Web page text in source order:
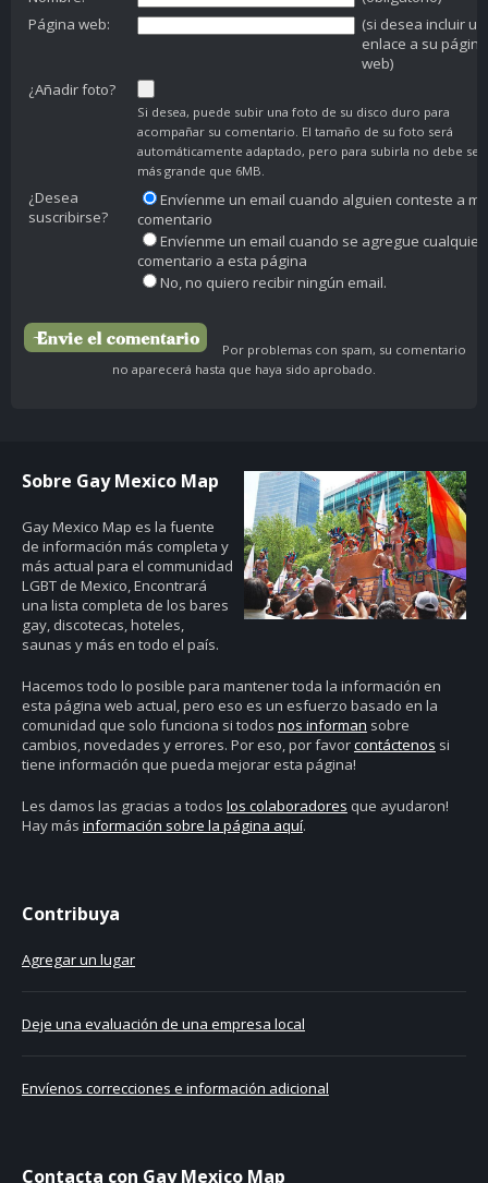
Página web:
(si desea incluir un
enlace a su página
web)
¿Añadir foto?
Si desea, puede subir una foto de su disco duro para
acompañar su comentario. El tamaño de su foto será
automáticamente adaptado, pero para subirla no debe ser
más grande que 6MB.
¿Desea
suscribirse?
Envíenme un email cuando alguien conteste a mi
comentario
Envíenme un email cuando se agregue cualquier
comentario a esta página
No, no quiero recibir ningún email.
Por problemas con spam, su comentario
no aparecerá hasta que haya sido aprobado.
Sobre Gay Mexico Map
Gay Mexico Map es la fuente
de información más completa y
más actual para el communidad
LGBT de Mexico, Encontrará
una lista completa de los bares
gay, discotecas, hoteles,
saunas y más en todo el país.
Hacemos todo lo posible para mantener toda la información en
esta página web actual, pero eso es un esfuerzo basado en la
comunidad que solo funciona si todos nos informan sobre
cambios, novedades y errores. Por eso, por favorcontáctenos si
tiene información que pueda mejorar esta página!
Les damos las gracias a todos los colaboradores que ayudaron!
Hay más información sobre la página aquí.
Contribuya
Agregar un lugar
Deje una evaluación de una empresa local
Envíenos correcciones e información adicional
Contacta con Gay Mexico Map